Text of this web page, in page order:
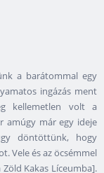
a barátommal egy
ingázás ment
kellemetlen volt a
amúgy már egy ideje
döntöttünk, hogy
Vele és az öcsémmel
Kakas Líceumba].